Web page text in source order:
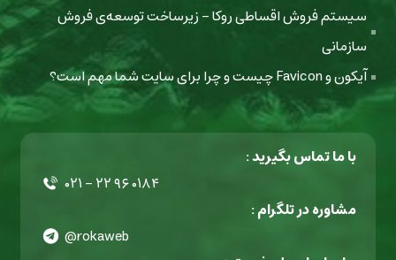
سیستم فروش اقساطی روکا - زیرساخت توسعه‌ی فروش
سازمانی
آیکون و Favicon چیست و چرا برای سایت شما مهم است؟
با ما تماس بگیرید :
۰۲۱ - ۲۲ ۹۶ ۰۱۸۴
مشاوره در تلگرام :
@rokaweb